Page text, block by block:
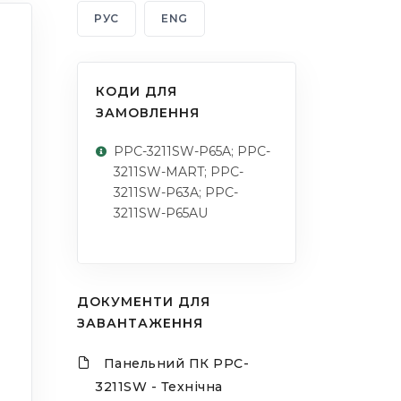
РУС ENG
КОДИ ДЛЯ
ЗАМОВЛЕННЯ
PPC-3211SW-P65A; PPC-
3211SW-MART; PPC-
3211SW-P63A; PPC-
3211SW-P65AU
ДОКУМЕНТИ ДЛЯ
ЗАВАНТАЖЕННЯ
Панельний ПК PPC-
3211SW - Технічна